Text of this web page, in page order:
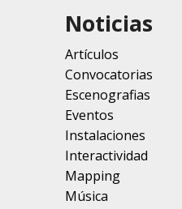
Noticias
Artículos
Convocatorias
Escenografias
Eventos
Instalaciones
Interactividad
Mapping
Música